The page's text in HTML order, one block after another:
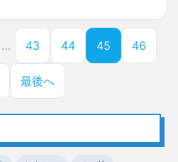
… 43 44 45 46
最後へ